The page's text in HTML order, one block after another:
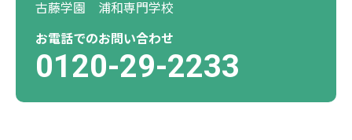
古藤学園 浦和専門学校
お電話でのお問い合わせ
0120-29-2233